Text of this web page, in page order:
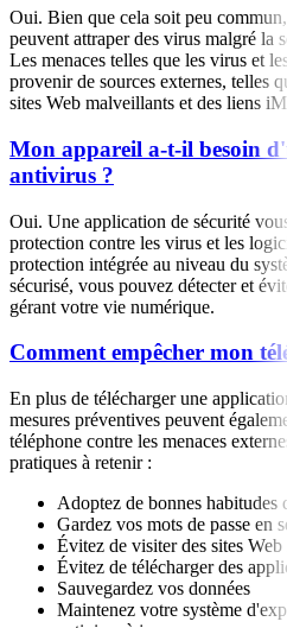
Oui. Bien que cela soit peu
peuvent attraper des virus malgré la
Les menaces telles que les virus et
provenir de sources externes, telles
sites Web malveillants et des liens
Mon appareil a-t-il besoin
antivirus ?
Oui. Une application de sécurité
protection contre les virus et les
protection intégrée au niveau du
sécurisé, vous pouvez détecter et
gérant votre vie numérique.
Comment empêcher mon
En plus de télécharger une
mesures préventives peuvent
téléphone contre les menaces
pratiques à retenir :
Adoptez de bonnes habitudes
Gardez vos mots de passe en
Évitez de visiter des sites Web
Évitez de télécharger des
Sauvegardez vos données
Maintenez votre système